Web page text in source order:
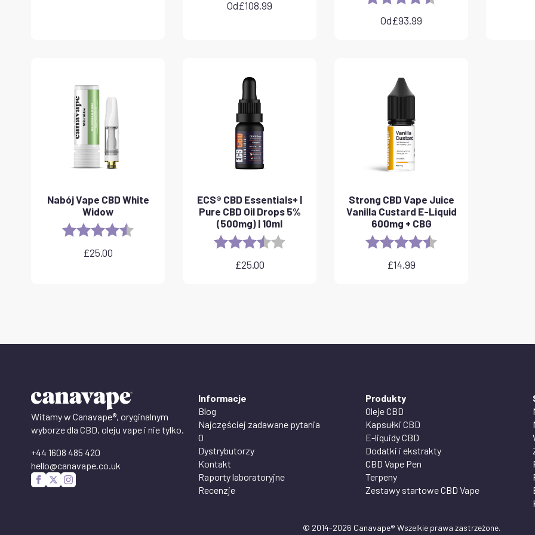
Od£108.99
Od£93.99
Nabój Vape CBD White
Widow
Rating:
£25.00
ECS® CBD Essentials+ |
Pure CBD Oil Drops 5%
(500mg) | 10ml
Rating:
£25.00
Strong CBD Vape Juice
Vanilla Custard E-Liquid
600mg + CBG
Rating:
£14.99
Witamy w Canavape®, oryginalnym
wyborze dla CBD, oleju vape i nie tylko.
+44 1608 485 420
hello@canavape.co.uk
Informacje
Blog
Najczęściej zadawane pytania
O
Dystrybutorzy
Kontakt
Raporty laboratoryjne
Recenzje
Produkty
Oleje CBD
Kapsułki CBD
E-liquidy CBD
Dodatki i ekstrakty
CBD Vape Pen
Terpeny
Zestawy startowe CBD Vape
© 2014-2026 Canavape® Wszelkie prawa zastrzeżone.